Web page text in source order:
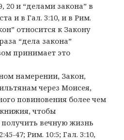
20 и “делами закона” в
и в Гал. 3:10, и в Рим.
относится к Закону
“дела закона”
принимает это
намерении, Закон,
через Моисея,
повиновения более чем
чтобы
вечную жизнь
47; Рим. 10:5; Гал. 3:10,